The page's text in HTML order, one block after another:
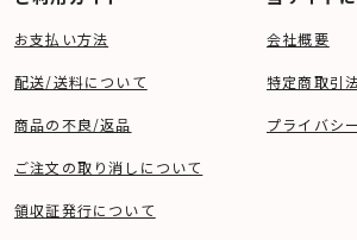
お支払い方法
配送/送料について
商品の不良/返品
ご注文の取り消しについて
領収証発行について
会社概要
特定商取引
プライバシ